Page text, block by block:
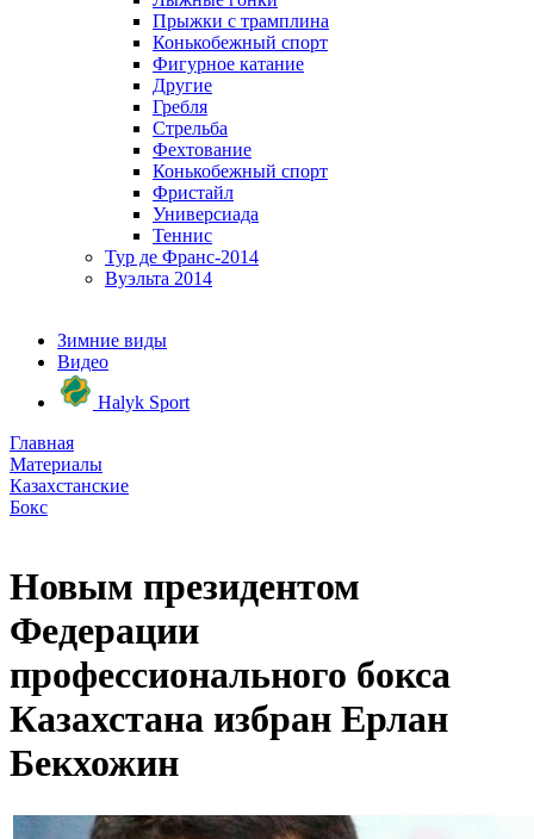
Прыжки с трамплина
Конькобежный спорт
Фигурное катание
Другие
Гребля
Стрельба
Фехтование
Конькобежный спорт
Фристайл
Универсиада
Теннис
Тур де Франс-2014
Вуэльта 2014
Зимние виды
Видео
Halyk Sport
Главная
Материалы
Казахстанские
Бокс
Новым президентом
Федерации
профессионального бокса
Казахстана избран Ерлан
Бекхожин